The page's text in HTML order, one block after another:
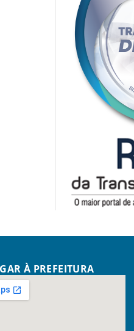
À PREFEITURA